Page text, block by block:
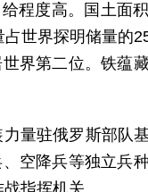
程度高。国土面
世界探明储量的
界第二位。铁蕴
量驻俄罗斯部队
空降兵等独立兵
指挥机关。